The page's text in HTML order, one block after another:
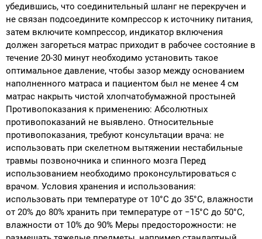
убедившись, что соединительный шланг не перекручен и
не связан подсоедините компрессор к источнику питания,
затем включите компрессор, индикатор включения
должен загореться матрас приходит в рабочее состояние в
течение 20-30 минут необходимо установить такое
оптимальное давление, чтобы зазор между основанием
наполненного матраса и пациентом был не менее 4 см
матрас накрыть чистой хлопчатобумажной простыней
Противопоказания к применению: Абсолютных
противопоказаний не выявлено. Относительные
противопоказания, требуют консультации врача: не
использовать при скелетном вытяжении нестабильные
травмы позвоночника и спинного мозга Перед
использованием необходимо проконсультироваться с
врачом. Условия хранения и использования:
использовать при температуре от 10°C до 35°C, влажности
от 20% до 80% хранить при температуре от −15°C до 50°C,
влажности от 10% до 90% Меры предосторожности: не